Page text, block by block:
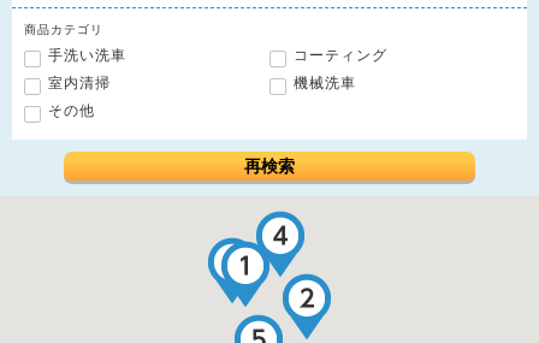
商品カテゴリ
手洗い洗車
コーティング
室内清掃
機械洗車
その他
再検索